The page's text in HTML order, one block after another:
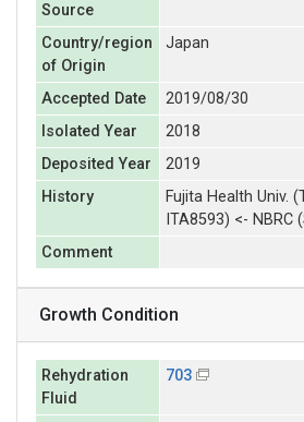
Source
Country/region
of Origin
Japan
Accepted Date
2019/08/30
Isolated Year
2018
Deposited Year
2019
History
Fujita Health Univ.
ITA8593) <- NBRC
Comment
Growth Condition
Rehydration
Fluid
703